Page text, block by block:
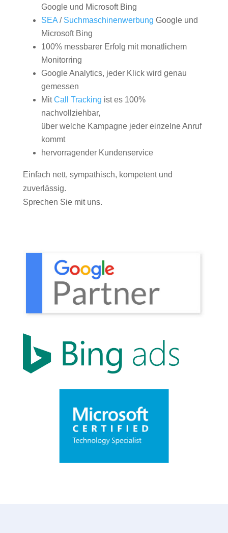
Google und Microsoft Bing
SEA/ Suchmaschinenwerbung Google und
Microsoft Bing
100% messbarer Erfolg mit monatlichem
Monitorring
Google Analytics, jeder Klick wird genau
gemessen
MitCall Tracking ist es 100%
nachvollziehbar,
über welche Kampagne jeder einzelne Anruf
kommt
hervorragender Kundenservice
Einfach nett, sympathisch, kompetent und
zuverlässig.
Sprechen Sie mit uns.